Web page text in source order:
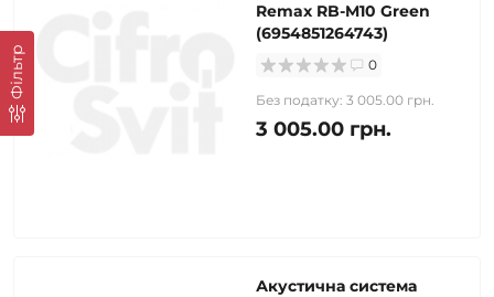
Фільтр
Remax RB-M10 Green
(6954851264743)
0
Без податку: 3 005.00 грн.
3 005.00 грн.
Акустична система